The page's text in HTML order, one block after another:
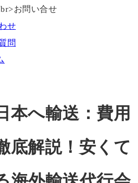
せ
問
本へ輸送：費用
底解説！安くて